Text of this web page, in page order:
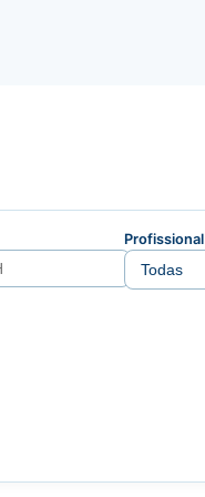
Profissional